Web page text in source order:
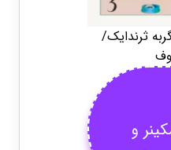
ثرندایک/
و